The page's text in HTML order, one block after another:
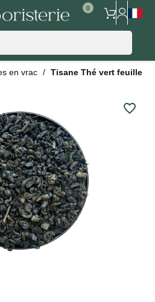
en vrac
Tisane Thé vert feuille
favorite_border